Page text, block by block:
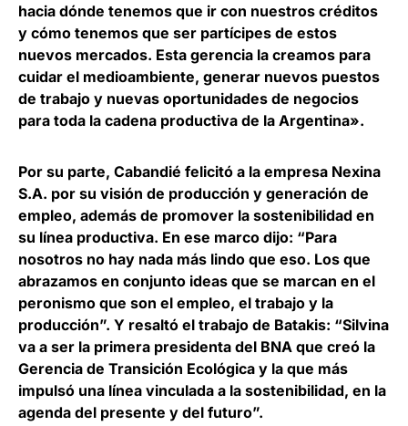
hacia dónde tenemos que ir con nuestros créditos
y cómo tenemos que ser partícipes de estos
nuevos mercados. Esta gerencia la creamos para
cuidar el medioambiente, generar nuevos puestos
de trabajo y nuevas oportunidades de negocios
para toda la cadena productiva de la Argentina».
Por su parte, Cabandié felicitó a la empresa Nexina
S.A. por su visión de producción y generación de
empleo, además de promover la sostenibilidad en
su línea productiva. En ese marco dijo: “Para
nosotros no hay nada más lindo que eso. Los que
abrazamos en conjunto ideas que se marcan en el
peronismo que son el empleo, el trabajo y la
producción”. Y resaltó el trabajo de Batakis: “Silvina
va a ser la primera presidenta del BNA que creó la
Gerencia de Transición Ecológica y la que más
impulsó una línea vinculada a la sostenibilidad, en la
agenda del presente y del futuro”.